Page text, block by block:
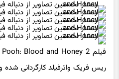
ریس فریک واترفیلد کارگردانی
لزلی به نگارش در آمده، از